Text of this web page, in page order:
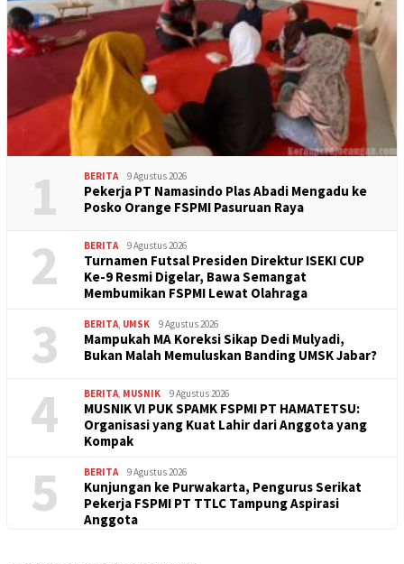
1 BERITA 9 Agustus 2026
Pekerja PT Namasindo Plas Abadi Mengadu ke
Posko Orange FSPMI Pasuruan Raya
2 BERITA 9 Agustus 2026
Turnamen Futsal Presiden Direktur ISEKI CUP
Ke-9 Resmi Digelar, Bawa Semangat
Membumikan FSPMI Lewat Olahraga
3 BERITA, UMSK 9 Agustus 2026
Mampukah MA Koreksi Sikap Dedi Mulyadi,
Bukan Malah Memuluskan Banding UMSK Jabar?
4 BERITA, MUSNIK 9 Agustus 2026
MUSNIK VI PUK SPAMK FSPMI PT HAMATETSU:
Organisasi yang Kuat Lahir dari Anggota yang
Kompak
5 BERITA 9 Agustus 2026
Kunjungan ke Purwakarta, Pengurus Serikat
Pekerja FSPMI PT TTLC Tampung Aspirasi
Anggota